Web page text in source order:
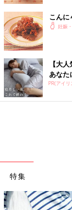
最新! 妊娠・出産
ス たまひよ新百
つわりで胃のムカム
妊娠生活は初めて
と「注意すること
月の赤ちゃんのお
す。
こんに
妊娠
【大
あなた
PR(アイ
特集